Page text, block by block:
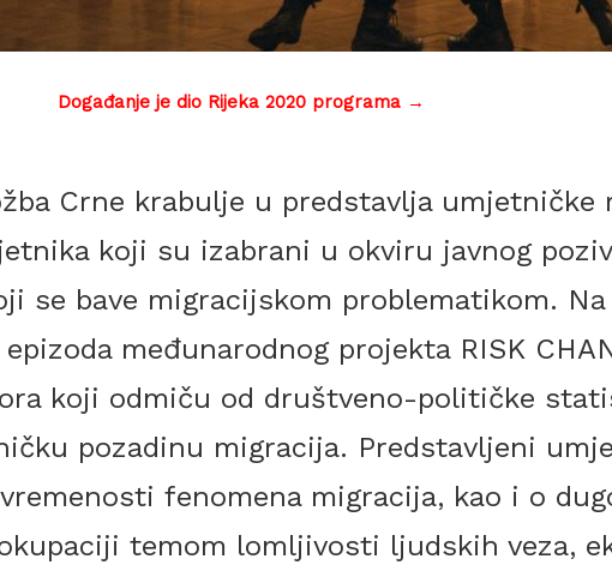
Događanje je dio Rijeka 2020 programa →
Crne krabulje u predstavlja umjetničke
koji su izabrani u okviru javnog
se bave migracijskom problematikom.
epizoda međunarodnog projekta RISK
koji odmiču od društveno-političke
pozadinu migracija. Predstavljeni
fenomena migracija, kao i o
temom lomljivosti ljudskih veza,